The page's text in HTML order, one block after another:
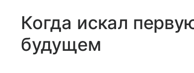
Когда искал
будущем